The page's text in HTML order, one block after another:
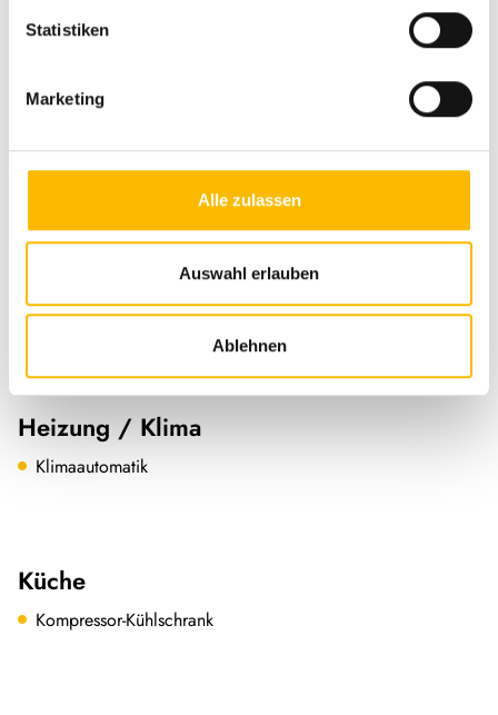
Statistiken
Marketing
Alle zulassen
Auswahl erlauben
Ablehnen
Allwetterreifen
Lederlenkrad
Multifunktionslenkrad
Markise
Heizung / Klima
Klimaautomatik
Küche
Kompressor-Kühlschrank